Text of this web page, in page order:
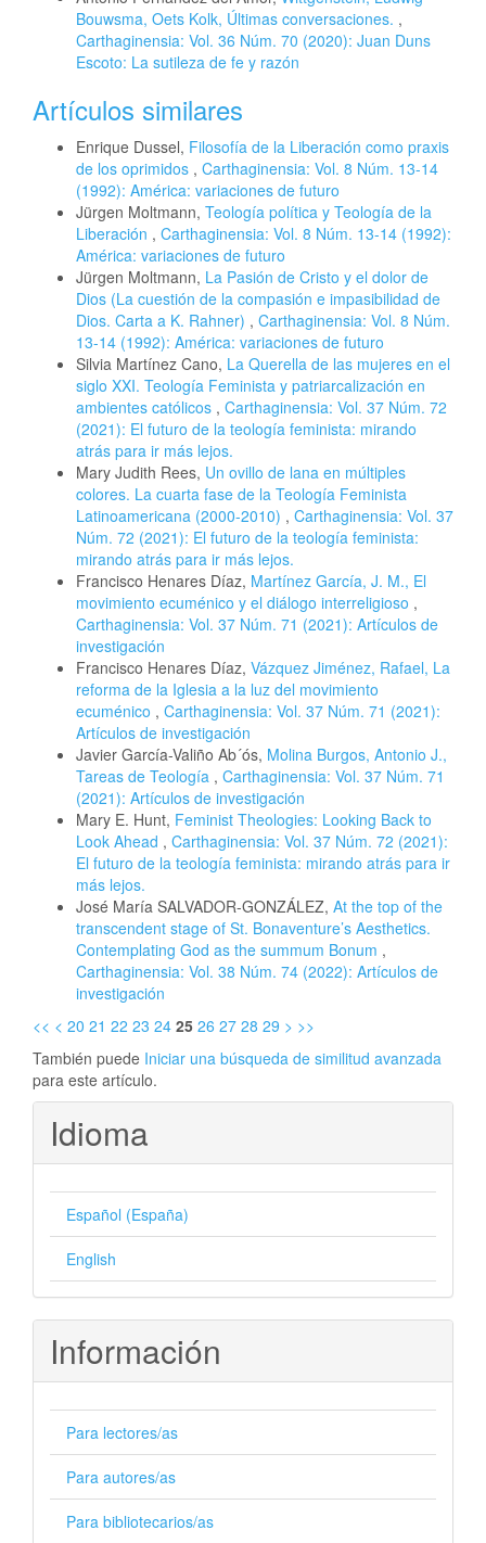
Bouwsma, Oets Kolk, Últimas conversaciones. ,
Carthaginensia: Vol. 36 Núm. 70 (2020): Juan Duns
Escoto: La sutileza de fe y razón
Artículos similares
Enrique Dussel, Filosofía de la Liberación como praxis
de los oprimidos , Carthaginensia: Vol. 8 Núm. 13-14
(1992): América: variaciones de futuro
Jürgen Moltmann, Teología política y Teología de la
Liberación , Carthaginensia: Vol. 8 Núm. 13-14 (1992):
América: variaciones de futuro
Jürgen Moltmann, La Pasión de Cristo y el dolor de
Dios (La cuestión de la compasión e impasibilidad de
Dios. Carta a K. Rahner) , Carthaginensia: Vol. 8 Núm.
13-14 (1992): América: variaciones de futuro
Silvia Martínez Cano, La Querella de las mujeres en el
siglo XXI. Teología Feminista y patriarcalización en
ambientes católicos , Carthaginensia: Vol. 37 Núm. 72
(2021): El futuro de la teología feminista: mirando
atrás para ir más lejos.
Mary Judith Rees, Un ovillo de lana en múltiples
colores. La cuarta fase de la Teología Feminista
Latinoamericana (2000-2010) , Carthaginensia: Vol. 37
Núm. 72 (2021): El futuro de la teología feminista:
mirando atrás para ir más lejos.
Francisco Henares Díaz, Martínez García, J. M., El
movimiento ecuménico y el diálogo interreligioso ,
Carthaginensia: Vol. 37 Núm. 71 (2021): Artículos de
investigación
Francisco Henares Díaz, Vázquez Jiménez, Rafael, La
reforma de la Iglesia a la luz del movimiento
ecuménico , Carthaginensia: Vol. 37 Núm. 71 (2021):
Artículos de investigación
Javier García-Valiño Ab´ós, Molina Burgos, Antonio J.,
Tareas de Teología , Carthaginensia: Vol. 37 Núm. 71
(2021): Artículos de investigación
Mary E. Hunt, Feminist Theologies: Looking Back to
Look Ahead , Carthaginensia: Vol. 37 Núm. 72 (2021):
El futuro de la teología feminista: mirando atrás para ir
más lejos.
José María SALVADOR-GONZÁLEZ, At the top of the
transcendent stage of St. Bonaventure’s Aesthetics.
Contemplating God as the summum Bonum ,
Carthaginensia: Vol. 38 Núm. 74 (2022): Artículos de
investigación
<< < 20 21 22 23 24 25 26 27 28 29 > >>
También puede Iniciar una búsqueda de similitud avanzada
para este artículo.
Idioma
Español (España)
English
Información
Para lectores/as
Para autores/as
Para bibliotecarios/as